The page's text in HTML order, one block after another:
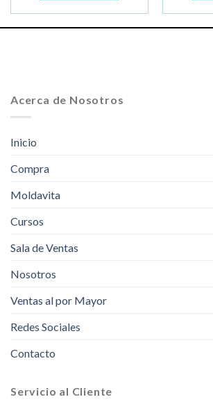
Acerca de Nosotros
Inicio
Compra
Moldavita
Cursos
Sala de Ventas
Nosotros
Ventas al por Mayor
Redes Sociales
Contacto
Servicio al Cliente